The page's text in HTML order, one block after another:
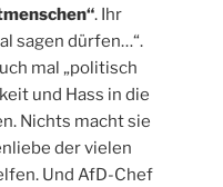
. Ihr
sagen dürfen…“.
mal „politisch
und Hass in die
Nichts macht sie
der vielen
Und AfD-Chef